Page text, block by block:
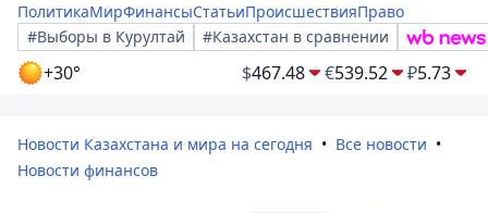
ПолитикаМирФинансыСтатьиПроисшествияПраво
#Выборы в Курултай
#Казахстан в сравнении
+30° $467.48 €539.52 ₽5.73
Новости Казахстана и мира на сегодня
Все новости
Новости финансов